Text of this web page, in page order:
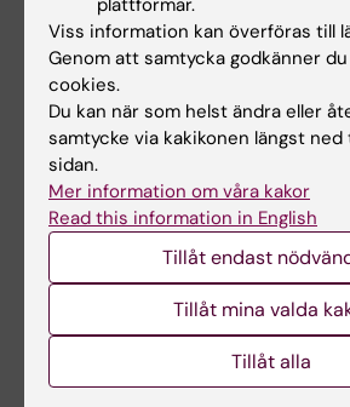
Kontakt och rådgivning
Har du frågor eller behöver
Kontakta vår samordnare vid
Data Office (CDO)
Tina Hedblom
Samordnare
Compliance
Telefon:
Viss information kan överföras till
Genom att samtycka godkänner
cookies.
Du kan när som helst ändra eller
samtycke via kakikonen längst
sidan.
Mer information om våra kakor
Read this information in English
Tillåt endast
Tillåt mina valda
Tillåt alla